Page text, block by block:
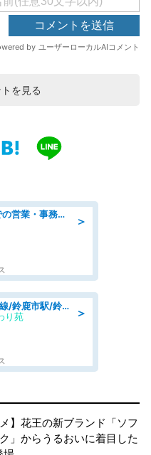
を見る
＞
09月開始/総合設備会社での営業・事務のお仕事/車通勤可/賞与あり/営業/営業事務
＞
介護職員/三重県近鉄鈴鹿線/鈴鹿市駅/鈴鹿市
り苑
】花王の新ブランド「ソフ
」からうるおいに着目した